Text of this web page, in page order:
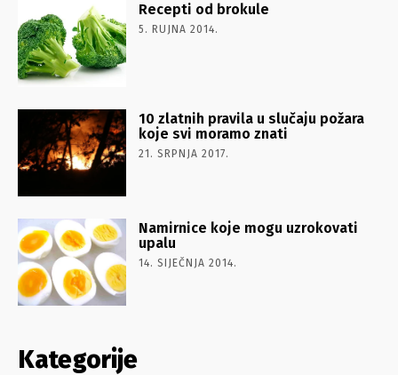
Recepti od brokule
5. RUJNA 2014.
10 zlatnih pravila u slučaju požara
koje svi moramo znati
21. SRPNJA 2017.
Namirnice koje mogu uzrokovati
upalu
14. SIJEČNJA 2014.
Kategorije